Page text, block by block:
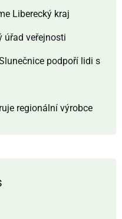
Liberecký kraj
úřad veřejnosti
podpoří lidi s
regionální výrobce